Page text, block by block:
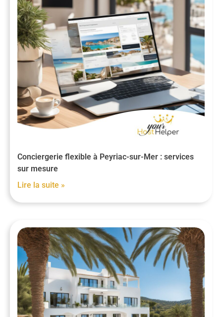
Conciergerie flexible à Peyriac-sur-Mer : services
sur mesure
Lire la suite »